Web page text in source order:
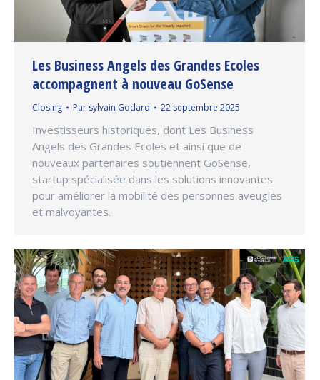
Les Business Angels des Grandes Ecoles
accompagnent à nouveau GoSense
Closing Par sylvain Godard 22 septembre 2025
Investisseurs historiques, dont Les Business
Angels des Grandes Ecoles et ainsi que de
nouveaux partenaires soutiennent GoSense,
startup spécialisée dans les solutions innovantes
pour améliorer la mobilité des personnes aveugles
et malvoyantes.